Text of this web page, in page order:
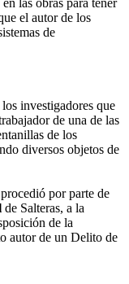
las obras para tener
el autor de los
de
los investigadores que
de una de las
de los
diversos objetos de
por parte de
de Salteras, a la
de la
autor de un Delito de